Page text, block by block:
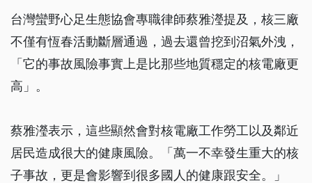
台灣蠻野心足生態協會專職律師蔡雅瀅提及，核三廠
不僅有恆春活動斷層通過，過去還曾挖到沼氣外洩，
「它的事故風險事實上是比那些地質穩定的核電廠更
高」。
蔡雅瀅表示，這些顯然會對核電廠工作勞工以及鄰近
居民造成很大的健康風險。「萬一不幸發生重大的核
子事故，更是會影響到很多國人的健康跟安全。」